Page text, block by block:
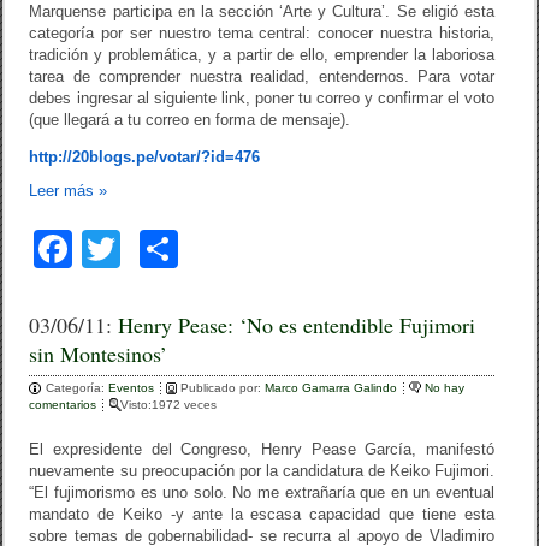
Marquense participa en la sección ‘Arte y Cultura’. Se eligió esta
categoría por ser nuestro tema central: conocer nuestra historia,
tradición y problemática, y a partir de ello, emprender la laboriosa
tarea de comprender nuestra realidad, entendernos. Para votar
debes ingresar al siguiente link, poner tu correo y confirmar el voto
(que llegará a tu correo en forma de mensaje).
http://20blogs.pe/votar/?id=476
Leer más»
F
c
e
b
o
o
k
tt
er
m
p
ar
tir
03/06/11:Henry Pease: ‘No es entendible Fujimori
sin Montesinos’
Categoría:Eventos Publicado por:Marco Gamarra Galindo
No hay
comentarios
Visto:1972 veces
El expresidente del Congreso, Henry Pease García, manifestó
nuevamente su preocupación por la candidatura de Keiko Fujimori.
“El fujimorismo es uno solo. No me extrañaría que en un eventual
mandato de Keiko -y ante la escasa capacidad que tiene esta
sobre temas de gobernabilidad- se recurra al apoyo de Vladimiro